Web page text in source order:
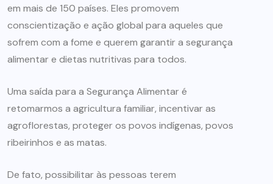
em mais de 150 países. Eles promovem
conscientização e ação global para aqueles que
sofrem com a fome e querem garantir a segurança
alimentar e dietas nutritivas para todos.
Uma saída para a Segurança Alimentar é
retomarmos a agricultura familiar, incentivar as
agroflorestas, proteger os povos indígenas, povos
ribeirinhos e as matas.
De fato, possibilitar às pessoas terem